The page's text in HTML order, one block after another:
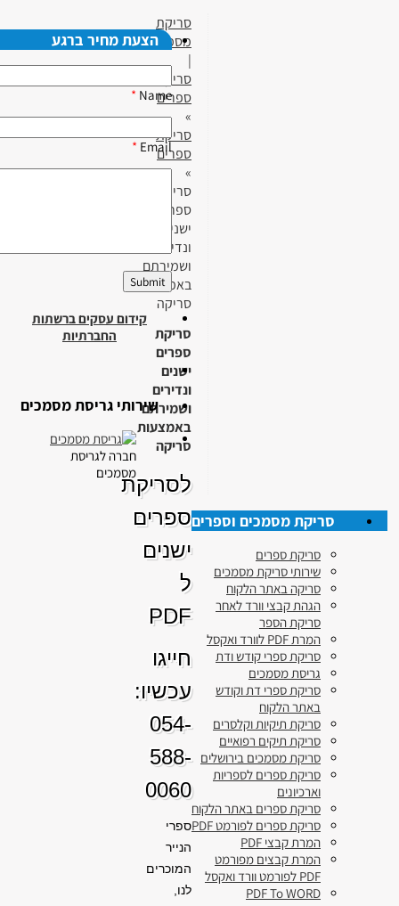
סריקת
מסמכים
|
סריקת
ספרים
»
סריקת
ספרים
»
סריקת
ספרים
ישנים
ונדירים
ושמירתם
באמצעות
סריקה
סריקת
ספרים
ישנים
ונדירים
ושמירתם
באמצעות
סריקה
לסריקת
ספרים
ישנים
ל
PDF
חייגו
עכשיו:
054-
588-
0060
ספרי
הנייר
המוכרים
לנו,
הצעת מחיר ברגע
Name
*
Email
*
קידום עסקים ברשתות
החברתיות
שירותי גריסת מסמכים
חברה לגריסת
מסמכים
סריקת מסמכים וספרים
סריקת ספרים
שירותי סריקת מסמכים
סריקה באתר הלקוח
הגהת קבצי וורד לאחר
סריקת הספר
המרת PDF לוורד ואקסל
סריקת ספרי קודש ודת
גריסת מסמכים
סריקת ספרי דת וקודש
באתר הלקוח
סריקת תיקיות וקלסרים
סריקת תיקים רפואיים
סריקת מסמכים בירושלים
סריקת ספרים לספריות
וארכיונים
סריקת ספרים באתר הלקוח
סריקת ספרים לפורמט PDF
המרת קבצי PDF
המרת קבצים מפורמט
PDF לפורמט וורד ואקסל
PDF To WORD